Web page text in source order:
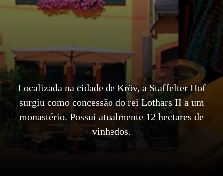
Localizada na cidade de Kröv, a Staffelter Hof
surgiu como concessão do rei Lothars II a um
monastério. Possui atualmente 12 hectares de
vinhedos.